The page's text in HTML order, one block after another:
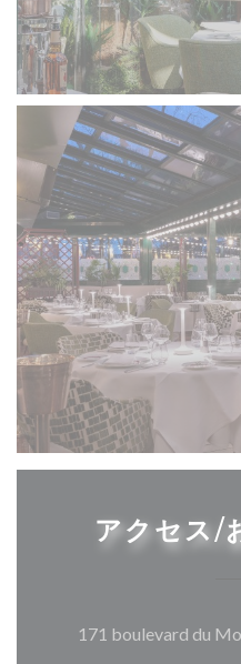
アクセス/
171 boulevard du